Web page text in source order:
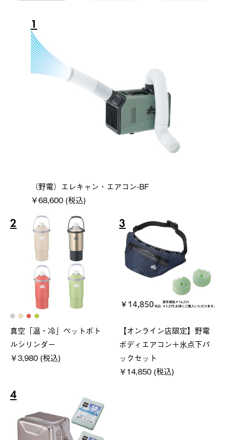
1
（野電）エレキャン・エアコン-BF
￥68,600 (税込)
2
真空「温・冷」ペットボト
ルシリンダー
￥3,980 (税込)
3
【オンライン店限定】野電
ボディエアコン＋氷点下パ
ックセット
￥14,850 (税込)
4